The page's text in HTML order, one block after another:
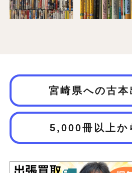
宮崎県への古本
5,000冊以上か